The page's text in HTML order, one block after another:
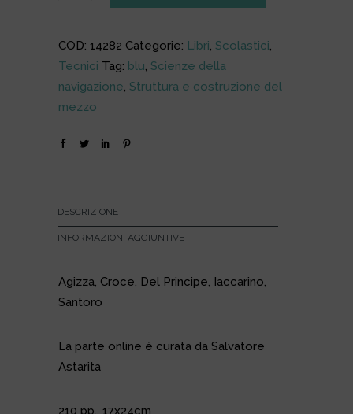
COD: 14282 Categorie: Libri, Scolastici,
Tecnici Tag: blu, Scienze della
navigazione, Struttura e costruzione del
mezzo
DESCRIZIONE
INFORMAZIONI AGGIUNTIVE
Agizza, Croce, Del Principe, Iaccarino,
Santoro
La parte online è curata da Salvatore
Astarita
210 pp., 17x24cm